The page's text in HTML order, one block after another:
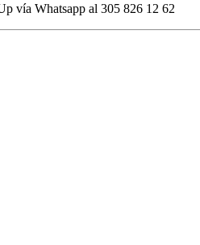
vía Whatsapp al 305 826 12 62